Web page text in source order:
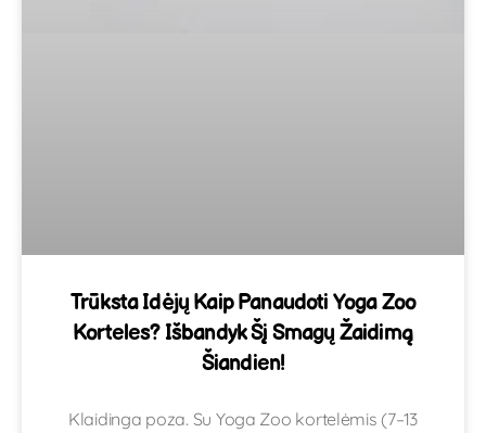
Trūksta Idėjų Kaip Panaudoti Yoga Zoo
Korteles? Išbandyk Šį Smagų Žaidimą
Šiandien!
Klaidinga poza. Su Yoga Zoo kortelėmis (7–13